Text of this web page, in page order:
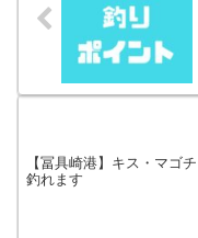
【冨具崎港】キス・マゴ
釣れます